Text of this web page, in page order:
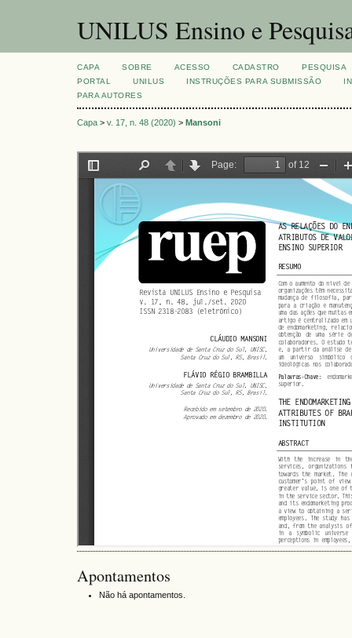
UNILUS Ensino e
CAPA SOBRE ACESSO CADASTRO
PESQUISA
PORTAL
UNILUS INSTRUÇÕES PARA SUBMISSÃO
PARA AUTORES
Capa > v. 17, n. 48 (2020) > Mansoni
Apontamentos
Não há apontamentos.